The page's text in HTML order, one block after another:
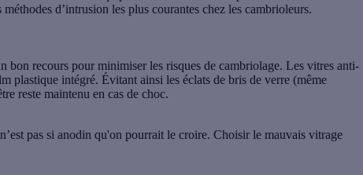
d’intrusion les plus courantes chez les cambrioleurs.
bon recours pour minimiser les risques de cambriolage. Les vitres anti-
plastique intégré. Évitant ainsi les éclats de bris de verre (même
reste maintenu en cas de choc.
n’est pas si anodin qu'on pourrait le croire. Choisir le mauvais vitrage